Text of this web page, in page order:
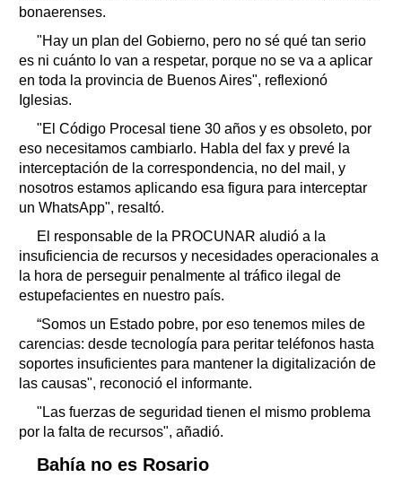
bonaerenses.
"Hay un plan del Gobierno, pero no sé qué tan serio
es ni cuánto lo van a respetar, porque no se va a aplicar
en toda la provincia de Buenos Aires", reflexionó
Iglesias.
"El Código Procesal tiene 30 años y es obsoleto, por
eso necesitamos cambiarlo. Habla del fax y prevé la
interceptación de la correspondencia, no del mail, y
nosotros estamos aplicando esa figura para interceptar
un WhatsApp", resaltó.
El responsable de la PROCUNAR aludió a la
insuficiencia de recursos y necesidades operacionales a
la hora de perseguir penalmente al tráfico ilegal de
estupefacientes en nuestro país.
“Somos un Estado pobre, por eso tenemos miles de
carencias: desde tecnología para peritar teléfonos hasta
soportes insuficientes para mantener la digitalización de
las causas", reconoció el informante.
"Las fuerzas de seguridad tienen el mismo problema
por la falta de recursos", añadió.
Bahía no es Rosario